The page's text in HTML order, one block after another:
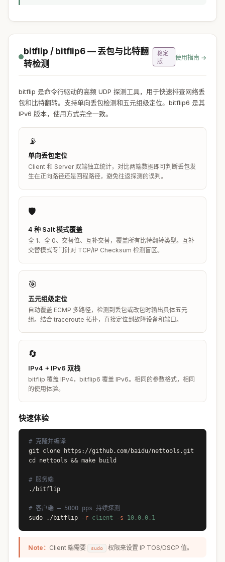
bitflip / bitflip6 — 丢包与比特翻
转检测
稳定
版
使用指南 →
bitflip 是命令行驱动的高频 UDP 探测工具，用于快速排查网络丢
包和比特翻转。支持单向丢包检测和五元组级定位。bitflip6 是其
IPv6 版本，使用方式完全一致。
📡
单向丢包定位
Client 和 Server 双端独立统计，对比两端数据即可判断丢包发
生在正向路径还是回程路径，避免往返探测的误判。
🛡️
4 种 Salt 模式覆盖
全 1、全 0、交替位、互补交替，覆盖所有比特翻转类型。互补
交替模式专门针对 TCP/IP Checksum 检测盲区。
🎯
五元组级定位
自动覆盖 ECMP 多路径，检测到丢包或改包时输出具体五元
组。结合 traceroute 拓扑，直接定位到故障设备和端口。
🔄
IPv4 + IPv6 双栈
bitflip 覆盖 IPv4，bitflip6 覆盖 IPv6。相同的参数格式，相同
的使用体验。
快速体验
# 克隆并编译
git clone https://github.com/baidu/nettools.git
cd nettools && make build
# 服务端
./bitflip
# 客户端 — 5000 pps 持续探测
sudo ./bitflip
-r client -s 10.0.0.1
Note： Client 端需要 sudo 权限来设置 IP TOS/DSCP 值。